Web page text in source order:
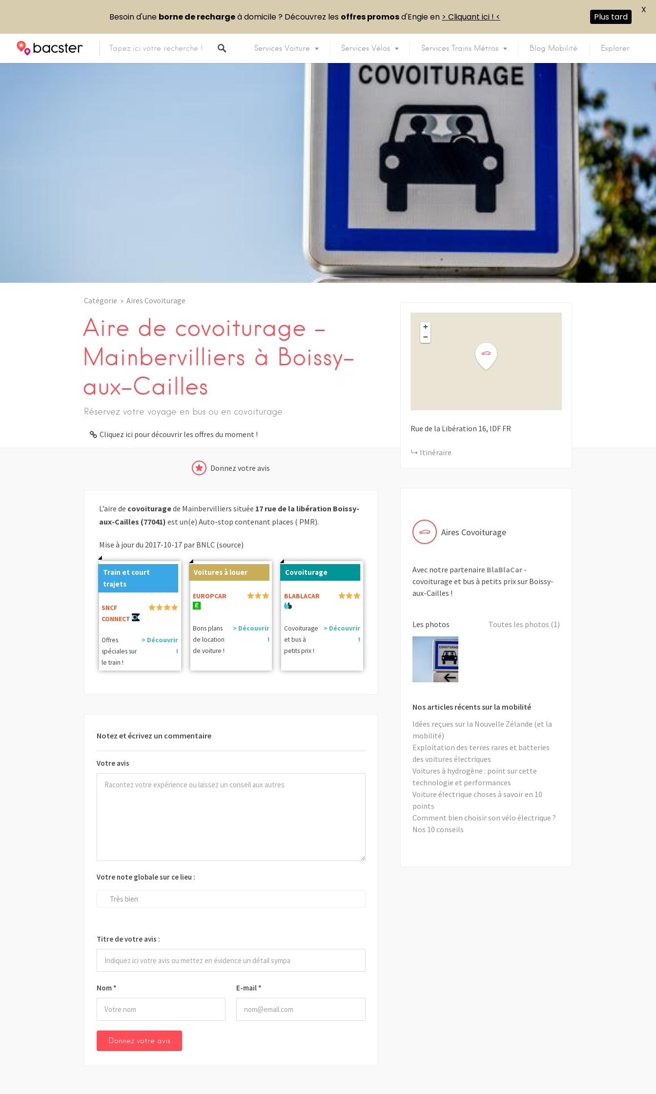
Services Voiture Services Vélos Services Trains Métros Blog Mobilité Explorer
Catégorie Aires Covoiturage
Aire de covoiturage –
Mainbervilliers à Boissy-
aux-Cailles
Réservez votre voyage en bus ou en covoiturage
Cliquez ici pour découvrir les offres du moment !
Donnez votre avis
L’aire de covoituragede Mainbervilliers située 17 rue de la libération Boissy-
aux-Cailles (77041) est un(e) Auto-stop contenant places ( PMR).
Mise à jour du 2017-10-17 par BNLC (source)
Train et court
trajets
SNCF
CONNECT
Offres
spéciales sur
le train !
> Découvrir
!
Voitures à louer
EUROPCAR
Bons plans
de location
de voiture !
> Découvrir
!
Covoiturage
BLABLACAR
Covoiturage
et bus à
petits prix !
> Découvrir
!
Notez et écrivez un commentaire
Votre avis
Nom * E-mail *
Votre note globale sur ce lieu :
Très bien
Titre de votre avis :
+
−
Rue de la Libération 16 IDF FR
Itinéraire
Aires Covoiturage
Avec notre partenaire BlaBlaCar-
covoiturage et bus à petits prix sur Boissy-
aux-Cailles !
Les photos Toutes les photos (1)
Nos articles récents sur la mobilité
Idées reçues sur la Nouvelle Zélande (et la
mobilité)
Exploitation des terres rares et batteries
des voitures électriques
Voitures à hydrogène : point sur cette
technologie et performances
Voiture électrique choses à savoir en 10
points
Comment bien choisir son vélo électrique ?
Nos 10 conseils
Besoin d'une borne de rechargeà domicile ? Découvrez les offres promosd'Engie en > Cliquant ici ! < Plus tard
X